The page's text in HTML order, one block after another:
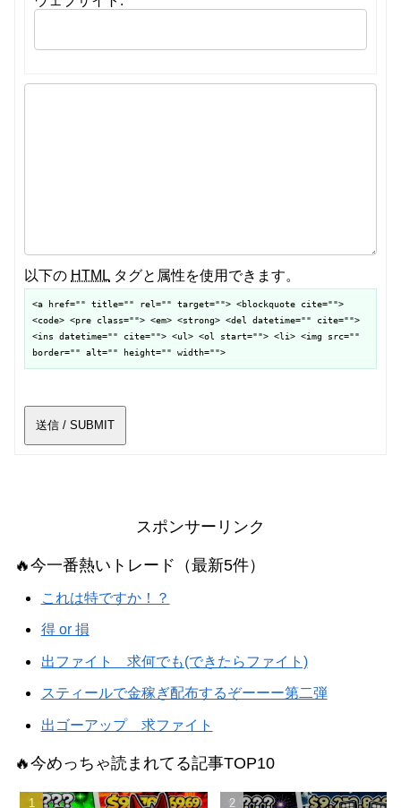
以下の HTML タグと属性を使用できます。
<a href="" title="" rel="" target=""> <blockquote cite="">
<code> <pre class=""> <em> <strong> <del datetime="" cite="">
<ins datetime="" cite=""> <ul> <ol start=""> <li> <img src=""
border="" alt="" height="" width="">
送信 / SUBMIT
スポンサーリンク
🔥今一番熱いトレード（最新5件）
これは特ですか！？
得 or 損
出ファイト 求何でも(できたらファイト)
スティールで金稼ぎ配布するぞーーー第二弾
出ゴーアップ 求ファイト
🔥今めっちゃ読まれてる記事TOP10